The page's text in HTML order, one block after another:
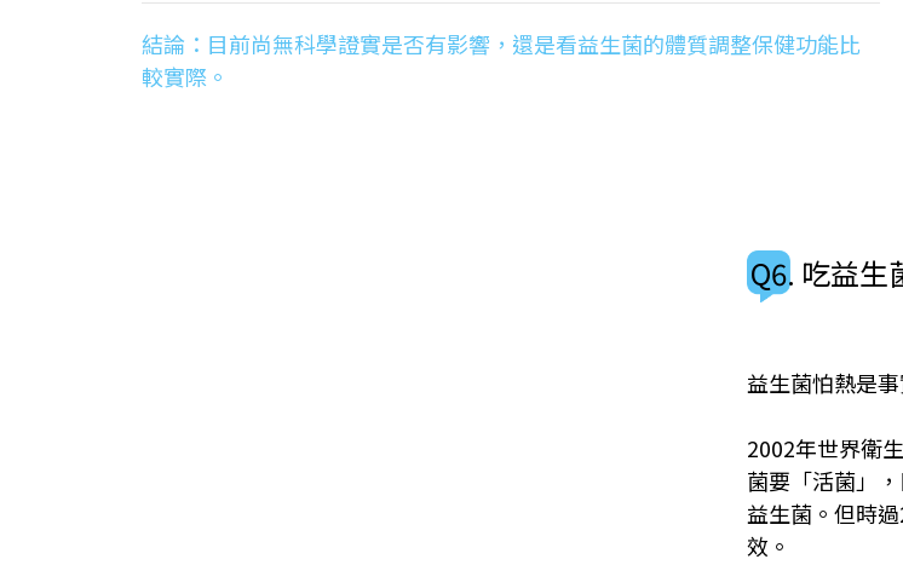
結論：目前尚無科學證實是否有影響，還是看益生菌的體質調整保健功能比
較實際。
Q6. 吃益生
益生菌怕熱是事
2002年世界衛
菌要「活菌」
益生菌。但時
效。